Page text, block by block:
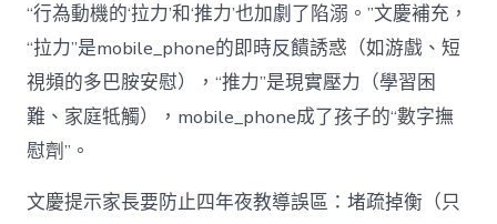
“行為動機的‘拉力’和‘推力’也加劇了陷溺。”文慶補充，
“拉力”是mobile_phone的即時反饋誘惑（如游戲、短
視頻的多巴胺安慰），“推力”是現實壓力（學習困
難、家庭牴觸），mobile_phone成了孩子的“數字撫
慰劑”。
文慶提示家長要防止四年夜教導誤區：堵疏掉衡（只